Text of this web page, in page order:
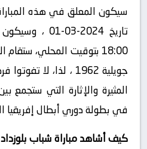
سيكون المعلق في هذه
تاريخ 2024-
جويلية 1962 ، لذا،
المثيرة والإثارة التي ستجمع
في بطولة دوري أبطال إفريقيا
كيف أشاهد مباراة شباب